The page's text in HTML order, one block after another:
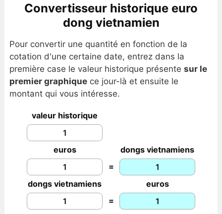
Convertisseur historique euro
dong vietnamien
Pour convertir une quantité en fonction de la
cotation d'une certaine date, entrez dans la
première case le valeur historique présente sur le
premier graphiquece jour-là et ensuite le
montant qui vous intéresse.
valeur historique
euros
dongs vietnamiens
=
dongs vietnamiens
euros
=